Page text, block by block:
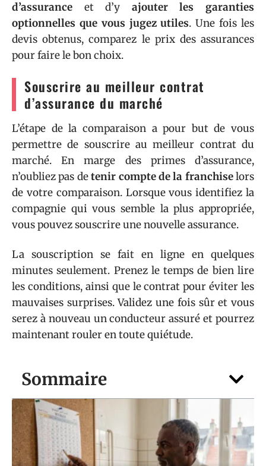
Sommaire
d’assurance et d’y ajouter les garanties
optionnelles que vous jugez utiles. Une fois les
devis obtenus, comparez le prix des assurances
pour faire le bon choix.
Souscrire au meilleur contrat
d’assurance du marché
L’étape de la comparaison a pour but de vous
permettre de souscrire au meilleur contrat du
marché. En marge des primes d’assurance,
n’oubliez pas detenir compte de la franchiselors
de votre comparaison. Lorsque vous identifiez la
compagnie qui vous semble la plus appropriée,
vous pouvez souscrire une nouvelle assurance.
La souscription se fait en ligne en quelques
minutes seulement. Prenez le temps de bien lire
les conditions, ainsi que le contrat pour éviter les
mauvaises surprises. Validez une fois sûr et vous
serez à nouveau un conducteur assuré et pourrez
maintenant rouler en toute quiétude.